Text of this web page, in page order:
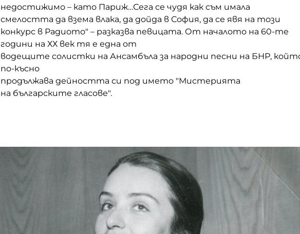
недостижимо – като Париж…Сега се чудя как съм имала
смелостта да взема влака, да дойда в София, да се явя на този
конкурс в Радиото" – разказва певицата. От началото на 60-те
години на ХХ век тя е една от
водещите солистки на Ансамбъла за народни песни на БНР,
по-късно
продължава дейността си под името "Мистерията
на българските гласове".